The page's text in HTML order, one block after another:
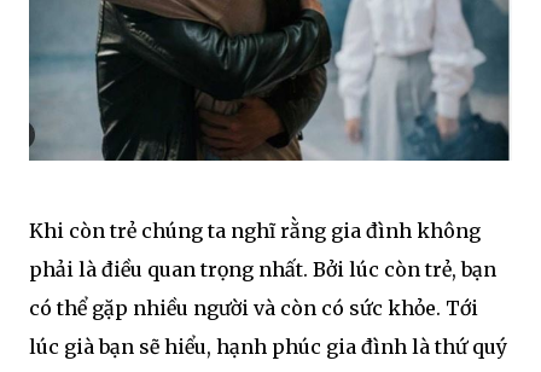
Khi còn trẻ chúng ta nghĩ rằng gia đình không
phải là điều quan trọng nhất. Bởi lúc còn trẻ, bạn
có thể gặp nhiều người và còn có sức khỏe. Tới
lúc già bạn sẽ hiểu, hạnh phúc gia đình là thứ quý